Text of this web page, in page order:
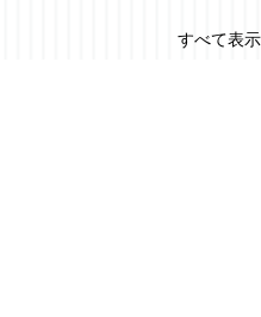
すべて表示